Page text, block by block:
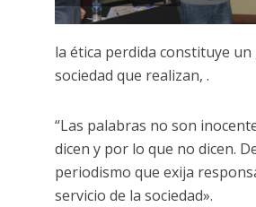
la ética perdida constituye
sociedad que realizan, .
“Las palabras no son
dicen y por lo que no dicen.
periodismo que exija
servicio de la sociedad».